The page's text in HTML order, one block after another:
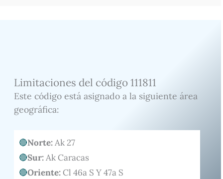
Limitaciones del código 111811
Este código está asignado a la siguiente área
geográfica:
Norte:Ak 27
Sur:Ak Caracas
Oriente:Cl 46a S Y 47a S